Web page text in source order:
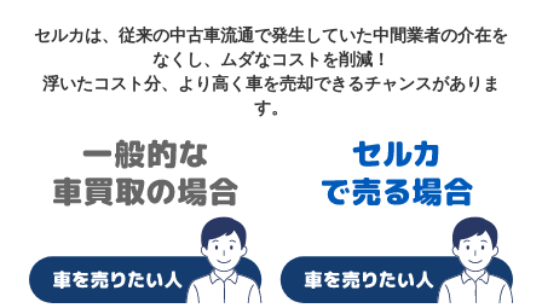
セルカは、従来の中古車流通で発生していた中間業者の介在を
なくし、ムダなコストを削減！
浮いたコスト分、より高く車を売却できるチャンスがありま
す。